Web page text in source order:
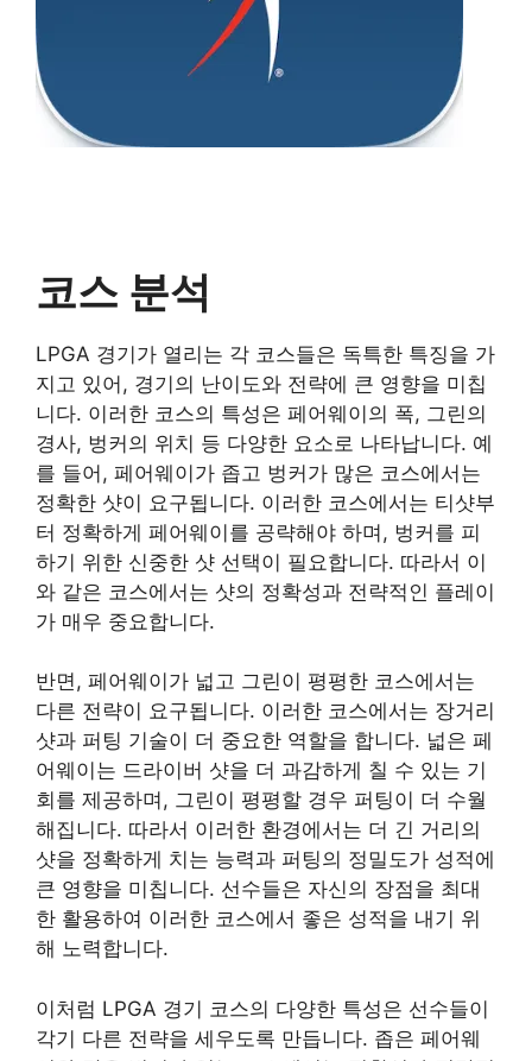
코스 분석
LPGA 경기가 열리는 각 코스들은 독특한 특징을 가
지고 있어, 경기의 난이도와 전략에 큰 영향을 미칩
니다. 이러한 코스의 특성은 페어웨이의 폭, 그린의
경사, 벙커의 위치 등 다양한 요소로 나타납니다. 예
를 들어, 페어웨이가 좁고 벙커가 많은 코스에서는
정확한 샷이 요구됩니다. 이러한 코스에서는 티샷부
터 정확하게 페어웨이를 공략해야 하며, 벙커를 피
하기 위한 신중한 샷 선택이 필요합니다. 따라서 이
와 같은 코스에서는 샷의 정확성과 전략적인 플레이
가 매우 중요합니다.
반면, 페어웨이가 넓고 그린이 평평한 코스에서는
다른 전략이 요구됩니다. 이러한 코스에서는 장거리
샷과 퍼팅 기술이 더 중요한 역할을 합니다. 넓은 페
어웨이는 드라이버 샷을 더 과감하게 칠 수 있는 기
회를 제공하며, 그린이 평평할 경우 퍼팅이 더 수월
해집니다. 따라서 이러한 환경에서는 더 긴 거리의
샷을 정확하게 치는 능력과 퍼팅의 정밀도가 성적에
큰 영향을 미칩니다. 선수들은 자신의 장점을 최대
한 활용하여 이러한 코스에서 좋은 성적을 내기 위
해 노력합니다.
이처럼 LPGA 경기 코스의 다양한 특성은 선수들이
각기 다른 전략을 세우도록 만듭니다. 좁은 페어웨